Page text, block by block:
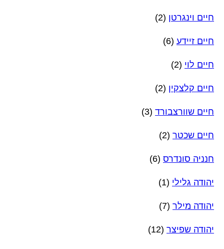
חיים וינגרטן (2)
חיים זיידע (6)
חיים לוי (2)
חיים קלצקין (2)
חיים שוורצבורד (3)
חיים שכטר (2)
חנניה סונדרס (6)
יהודה גלילי (1)
יהודה מילר (7)
יהודה שפיצר (12)